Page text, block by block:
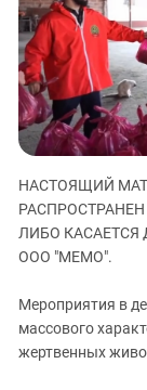
Дагестан
Ингушетия
Кабардино-
Калмыкия
Карачаево-
Краснодарский
Нагорный
Российская
СКФО
НАСТОЯЩИЙ
ЛИБО КАСАЕТСЯ
ООО "МЕМО".
Мероприятия в
массового
жертвенных